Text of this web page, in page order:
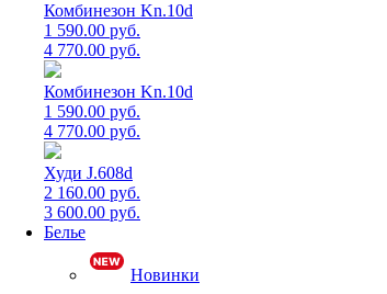
Комбинезон Kn.10d
1 590.00 руб.
4 770.00 руб.
Комбинезон Kn.10d
1 590.00 руб.
4 770.00 руб.
Худи J.608d
2 160.00 руб.
3 600.00 руб.
Белье
Новинки